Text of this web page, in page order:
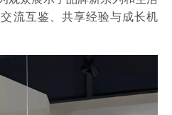
流互鉴 、共享经验与成长机